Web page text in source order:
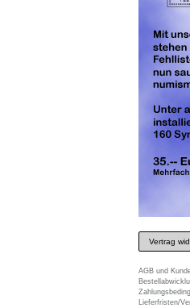
Vertrag
AGB und
Lieferfristen/